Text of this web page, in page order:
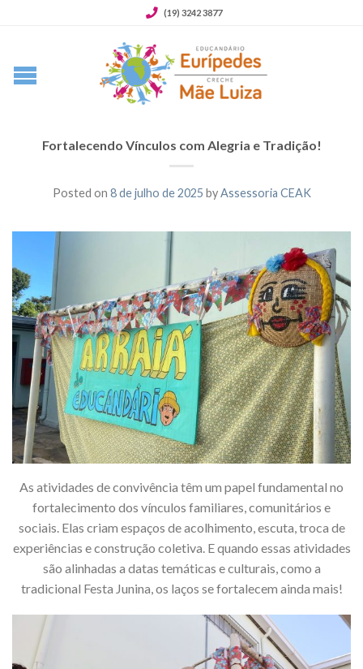
(19) 3242 3877
Fortalecendo Vínculos com Alegria e Tradição!
Posted on 8 de julho de 2025 byAssessoria CEAK
As atividades de convivência têm um papel fundamental no
fortalecimento dos vínculos familiares, comunitários e
sociais. Elas criam espaços de acolhimento, escuta, troca de
experiências e construção coletiva. E quando essas atividades
são alinhadas a datas temáticas e culturais, como a
tradicional Festa Junina, os laços se fortalecem ainda mais!